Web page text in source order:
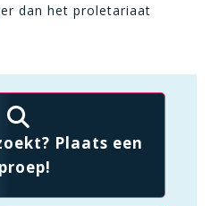
dan het proletariaat
Plaats een